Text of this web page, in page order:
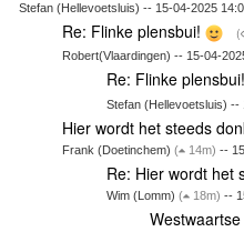
Stefan (Hellevoetsluis) -- 15-04-2025
Re: Flinke plensbui! (
Robert(Vlaardingen) -- 15-04-
Re: Flinke plensbui!
Stefan (Hellevoetsluis) --
Hier wordt het steeds
Frank (Doetinchem)( 14m) --
Re: Hier wordt het
Wim (Lomm) ( 18m) --